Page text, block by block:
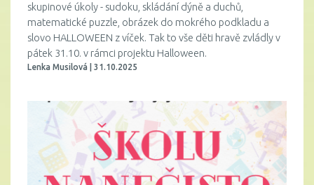
skupinové úkoly - sudoku, skládání dýně a duchů,
matematické puzzle, obrázek do mokrého podkladu a
slovo HALLOWEEN z víček. Tak to vše děti hravě zvládly v
pátek 31.10. v rámci projektu Halloween.
Lenka Musilová | 31.10.2025